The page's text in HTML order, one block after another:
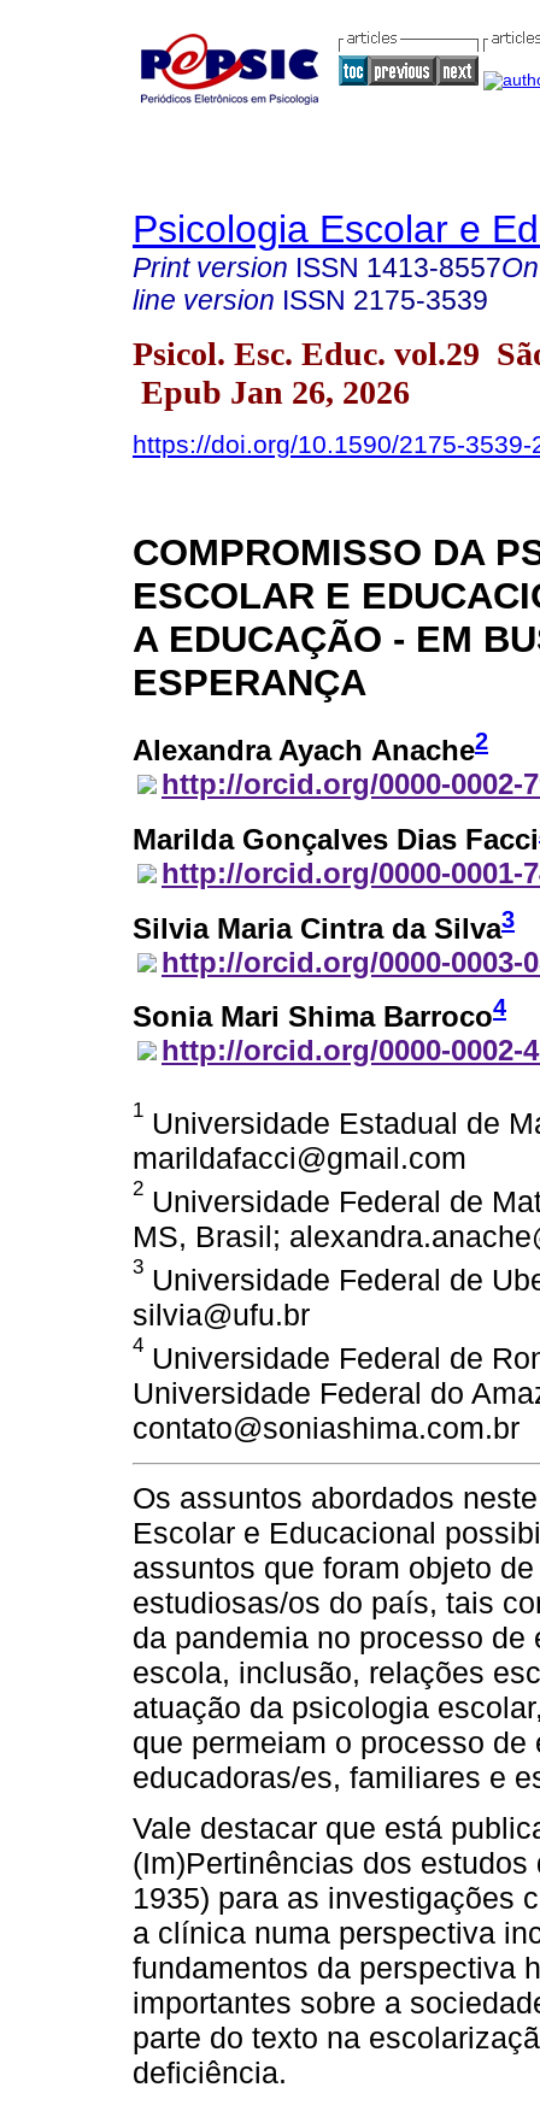
Psicologia Escolar e
Print version ISSN 1413-8557
line version ISSN 2175-3539
Psicol. Esc. Educ. vol.29
Epub Jan 26, 2026
https://doi.org/10.1590/2175-3539-
COMPROMISSO DA
ESCOLAR E
A EDUCAÇÃO - EM
ESPERANÇA
Alexandra Ayach Anache2
http://orcid.org/0000-0002-
Marilda Gonçalves Dias Facci
http://orcid.org/0000-0001-
Silvia Maria Cintra da Silva3
http://orcid.org/0000-0003-
Sonia Mari Shima Barroco4
http://orcid.org/0000-0002-
1 Universidade Estadual de
marildafacci@gmail.com
2 Universidade Federal de
MS, Brasil;
3 Universidade Federal de
silvia@ufu.br
4 Universidade Federal de
Universidade Federal do
contato@soniashima.com.br
Os assuntos abordados
Escolar e Educacional
assuntos que foram objeto
estudiosas/os do país, tais
da pandemia no processo
escola, inclusão, relações
atuação da psicologia
que permeiam o processo
educadoras/es, familiares e
Vale destacar que está
(Im)Pertinências dos
1935) para as investigações
a clínica numa perspectiva
fundamentos da perspectiva
importantes sobre a
parte do texto na
deficiência.